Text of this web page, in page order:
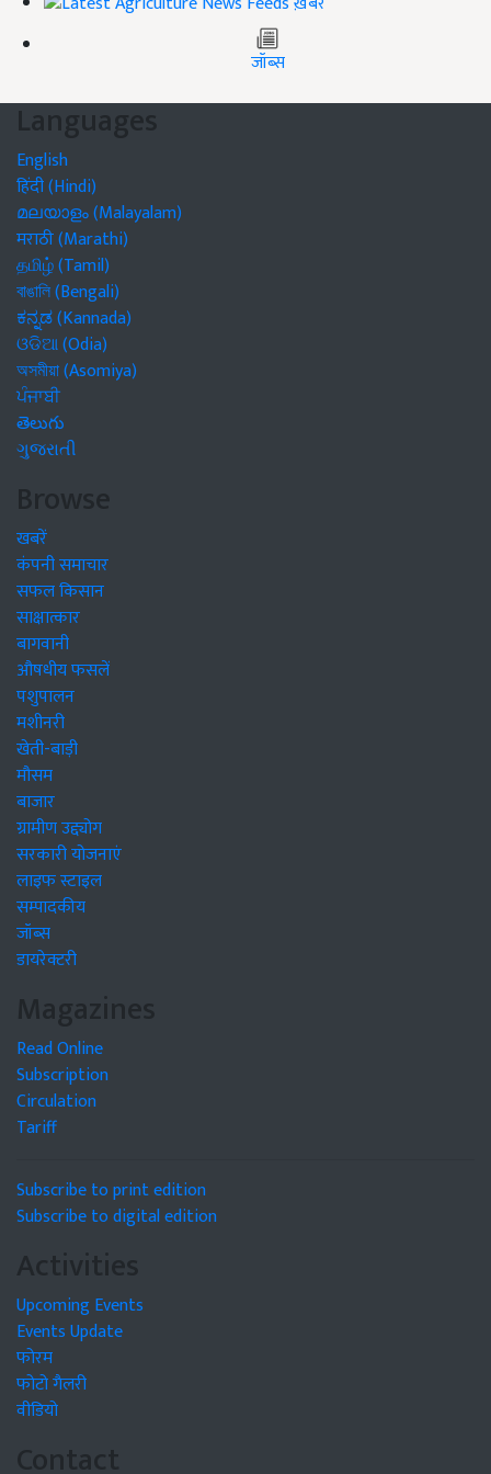
जॉब्स
Languages
English
हिंदी (Hindi)
മലയാളം (Malayalam)
मराठी (Marathi)
தமிழ் (Tamil)
বাঙালি (Bengali)
ಕನ್ನಡ (Kannada)
ଓଡିଆ (Odia)
অসমীয়া (Asomiya)
ਪੰਜਾਬੀ
తెలుగు
ગુજરાતી
Browse
खबरें
कंपनी समाचार
सफल किसान
साक्षात्कार
बागवानी
औषधीय फसलें
पशुपालन
मशीनरी
खेती-बाड़ी
मौसम
बाजार
ग्रामीण उद्द्योग
सरकारी योजनाएं
लाइफ स्टाइल
सम्पादकीय
जॉब्स
डायरेक्टरी
Magazines
Read Online
Subscription
Circulation
Tariff
Subscribe to print edition
Subscribe to digital edition
Activities
Upcoming Events
Events Update
फोरम
फोटो गैलरी
वीडियो
Contact